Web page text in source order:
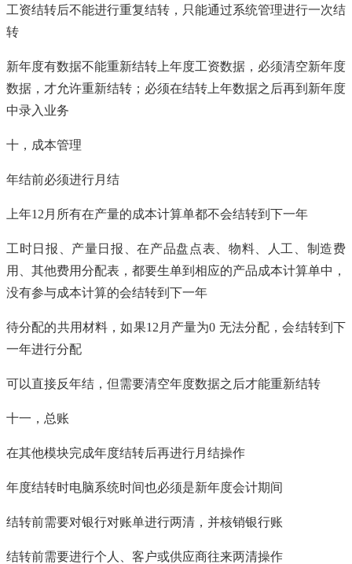
工资结转后不能进行重复结转，只能通过系统管理进行一次结
转
新年度有数据不能重新结转上年度工资数据，必须清空新年度
数据，才允许重新结转；必须在结转上年数据之后再到新年度
中录入业务
十，成本管理
年结前必须进行月结
上年12月所有在产量的成本计算单都不会结转到下一年
工时日报、产量日报、在产品盘点表、物料、人工、制造费
用、其他费用分配表，都要生单到相应的产品成本计算单中，
没有参与成本计算的会结转到下一年
待分配的共用材料，如果12月产量为0 无法分配，会结转到下
一年进行分配
可以直接反年结，但需要清空年度数据之后才能重新结转
十一，总账
在其他模块完成年度结转后再进行月结操作
年度结转时电脑系统时间也必须是新年度会计期间
结转前需要对银行对账单进行两清，并核销银行账
结转前需要进行个人、客户或供应商往来两清操作